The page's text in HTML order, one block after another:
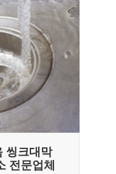
씽크대막
전문업체